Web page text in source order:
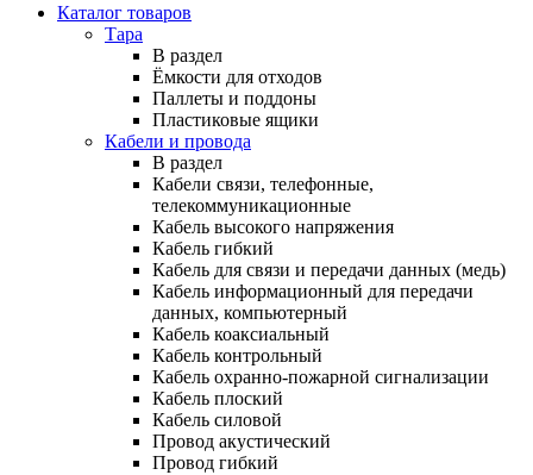
Каталог товаров
Тара
В раздел
Ёмкости для отходов
Паллеты и поддоны
Пластиковые ящики
Кабели и провода
В раздел
Кабели связи, телефонные,
телекоммуникационные
Кабель высокого напряжения
Кабель гибкий
Кабель для связи и передачи данных (медь)
Кабель информационный для передачи
данных, компьютерный
Кабель коаксиальный
Кабель контрольный
Кабель охранно-пожарной сигнализации
Кабель плоский
Кабель силовой
Провод акустический
Провод гибкий